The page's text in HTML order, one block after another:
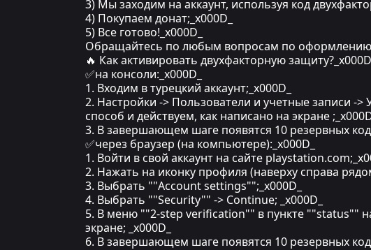
3) Мы заходим на аккаунт, используя код
4) Покупаем донат;_x000D_
5) Все готово!_x000D_
Обращайтесь по любым вопросам по
🔥 Как активировать двухфакторную защиту?_x000D_
✅на консоли:_x000D_
1. Входим в турецкий аккаунт;_x000D_
2. Настройки -> Пользователи и учетные записи -
способ и действуем, как написано на экране
3. В завершающем шаге появятся 10 резервных
✅через браузер (на компьютере):_x000D_
1. Войти в свой аккаунт на сайте
2. Нажать на иконку профиля (наверху справа
3. Выбрать ""Account settings"";_x000D_
4. Выбрать ""Security"" -> Continue; _x000D_
5. В меню ""2-step verification"" в пункте ""status""
экране; _x000D_
6. В завершающем шаге появятся 10 резервных